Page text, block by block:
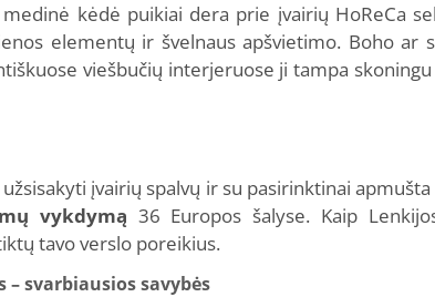
kėdė puikiai dera prie įvairių HoReCa
elementų ir švelnaus apšvietimo. Boho ar
viešbučių interjeruose ji tampa
įvairių spalvų ir su pasirinktinai
vykdymą 36 Europos šalyse. Kaip
tavo verslo poreikius.
– svarbiausios savybės